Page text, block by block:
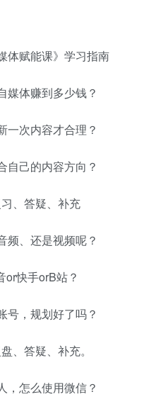
体赋能课》学习指南
媒体赚到多少钱？
一次内容才合理？
自己的内容方向？
、答疑、补充
频、还是视频呢？
or快手orB站？
号，规划好了吗？
、答疑、补充。
，怎么使用微信？